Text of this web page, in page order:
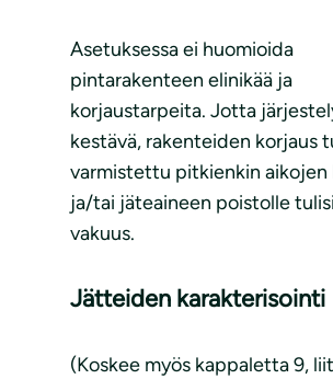
Asetuksessa ei huomioida
pintarakenteen elinikää ja
korjaustarpeita. Jotta
kestävä, rakenteiden korjaus
varmistettu pitkienkin aikojen
ja/tai jäteaineen poistolle
vakuus.
Jätteiden karakterisointi
(Koskee myös kappaletta 9,